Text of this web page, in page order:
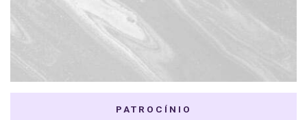
PATROCÍNIO